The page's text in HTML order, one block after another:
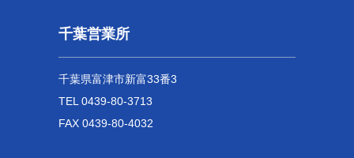
千葉営業所
千葉県富津市新富33番3
TEL 0439-80-3713
FAX 0439-80-4032